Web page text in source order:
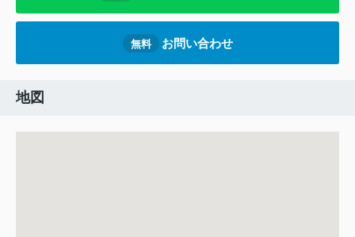
無料 お問い合わせ
地図